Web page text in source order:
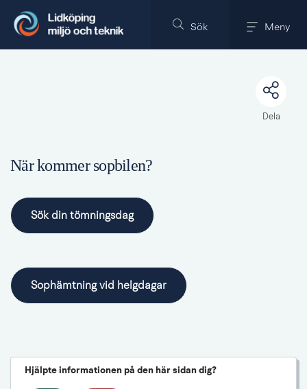
Sök Meny
Dela
När kommer sopbilen?
Sök din tömningsdag
Sophämtning vid helgdagar
Hjälpte informationen på den här sidan dig?